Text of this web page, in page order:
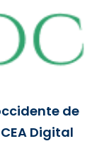
de
Digital